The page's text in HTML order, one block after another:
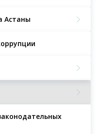
Астаны